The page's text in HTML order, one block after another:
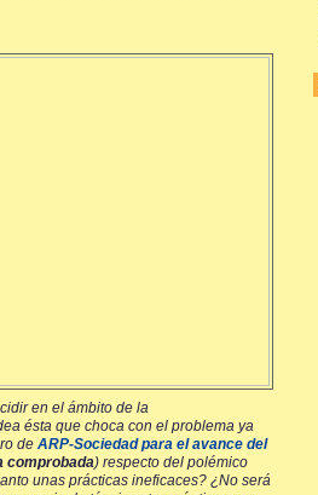
en el ámbito de la
ésta que choca con el problema ya
deARP-Sociedad para el avance del
comprobada) respecto del polémico
unas prácticas ineficaces? ¿No será